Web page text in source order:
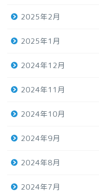
2025年2月
2025年1月
2024年12月
2024年11月
2024年10月
2024年9月
2024年8月
2024年7月